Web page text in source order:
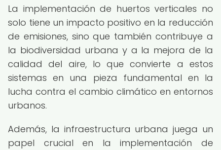
La implementación de huertos verticales no
solo tiene un impacto positivo en la reducción
de emisiones, sino que también contribuye a
la biodiversidad urbana y a la mejora de la
calidad del aire, lo que convierte a estos
sistemas en una pieza fundamental en la
lucha contra el cambio climático en entornos
urbanos.
Además, la infraestructura urbana juega un
papel crucial en la implementación de